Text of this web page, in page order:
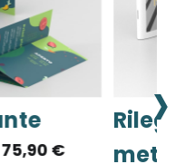
Pieghevoli e
depliant a 2
›